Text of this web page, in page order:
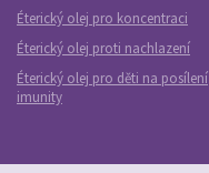
Éterický olej pro koncentraci
Éterický olej proti nachlazení
Éterický olej pro děti na posílení
imunity